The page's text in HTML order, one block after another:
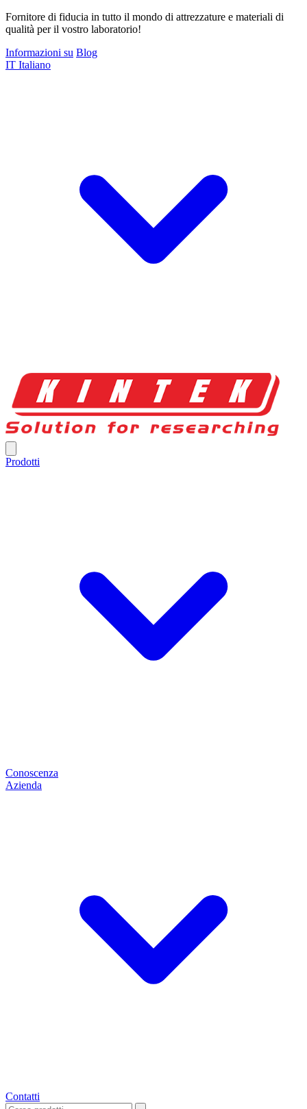
Fornitore di fiducia in tutto il mondo di attrezzature e materiali di
qualità per il vostro laboratorio!
Informazioni su Blog
IT Italiano
Prodotti
Conoscenza
Azienda
Contatti